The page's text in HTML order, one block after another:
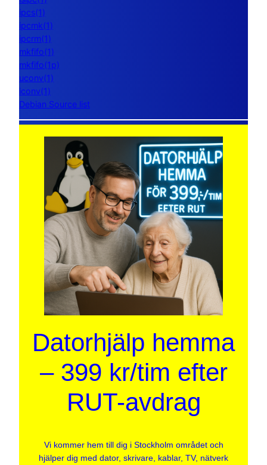
ipcs(1)
ipcmk(1)
ipcrm(1)
mkfifo(1)
mkfifo(1p)
uconv(1)
iconv(1)
Debian Source list
Datorhjälp hemma
– 399 kr/tim efter
RUT-avdrag
Vi kommer hem till dig i Stockholm området och
hjälper dig med dator, skrivare, kablar, TV, nätverk